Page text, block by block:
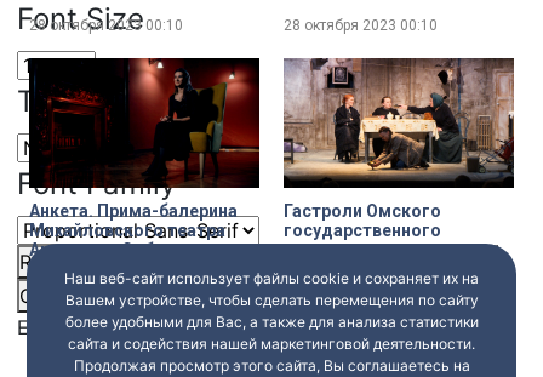
Font Size
Text Edge Style
Font Family
Reset
Close Modal Dialog
End of dialog window.
Эрмитаже
28 октября 2023 00:10
России
28 октября 2023 00:10
Анкета. Прима-балерина
Михайловского театра
Анастасия Соболева
28 октября 202300:10
Гастроли Омского
государственного
академического театра
драмы в Петербурге –
спектакль «Время
женщин» на сцене МДТ
28 октября 202300:10
Наш веб-сайт использует файлы cookie и сохраняет их на
Вашем устройстве, чтобы сделать перемещения по сайту
более удобными для Вас, а также для анализа статистики
сайта и содействия нашей маркетинговой деятельности.
Продолжая просмотр этого сайта, Вы соглашаетесь на